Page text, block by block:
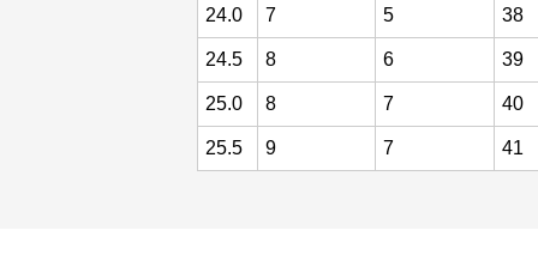
24.0 7 5 38
24.5 8 6 39
25.0 8 7 40
25.5 9 7 41